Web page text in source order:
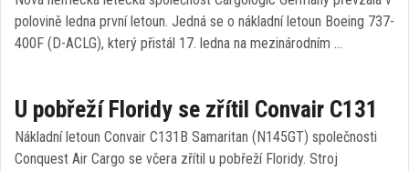
polovině ledna první letoun. Jedná se o nákladní letoun Boeing 737-
400F (D-ACLG), který přistál 17. ledna na mezinárodním …
U pobřeží Floridy se zřítil Convair C131
Nákladní letoun Convair C131B Samaritan (N145GT) společnosti
Conquest Air Cargo se včera zřítil u pobřeží Floridy. Stroj